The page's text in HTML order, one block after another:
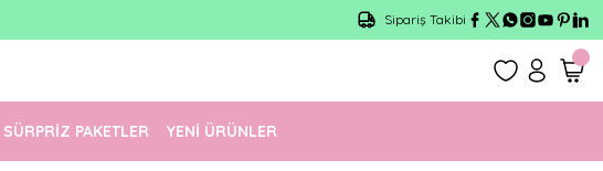
Sipariş Takibi
SÜRPRİZ PAKETLER YENİ ÜRÜNLER